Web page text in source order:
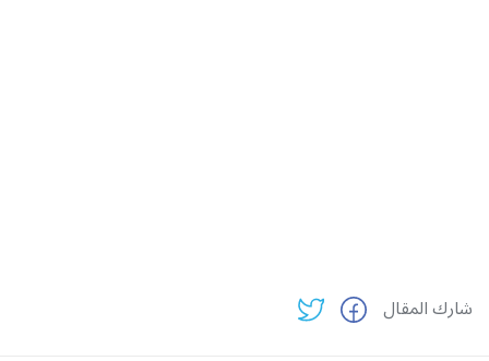
شارك المقال